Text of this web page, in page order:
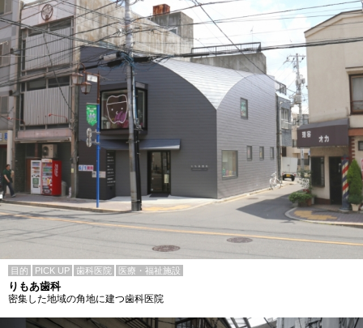
目的 PICK UP 歯科医院 医療・福祉施設
りもあ歯科
密集した地域の角地に建つ歯科医院